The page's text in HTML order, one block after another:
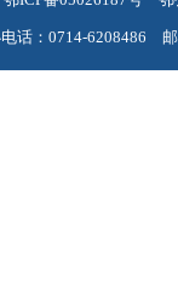
话：0714-6208486